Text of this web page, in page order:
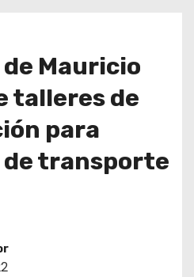
Mauricio
talleres de
para
de transporte